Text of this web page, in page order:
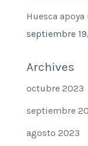
Huesca
septiembre
Archives
octubre 2023
septiembre
agosto 2023